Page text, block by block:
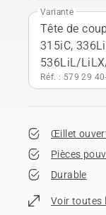
Variante
Tête de
315iC,
536LiL/
Réf. : 579 29
Œillet
Pièces
Durable
Voir toutes